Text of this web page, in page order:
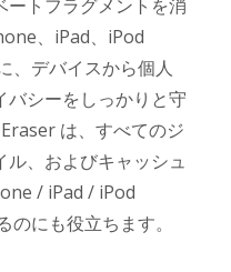
ートフラグメントを消
、iPad、iPod
、デバイスから個人
バシーをしっかりと守
は、すべてのジ
ル、およびキャッシュ
/ iPad / iPod
にも役立ちます。